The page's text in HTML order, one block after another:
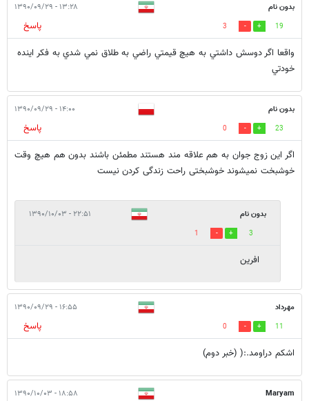
بدون نام ۱۳:۲۸ - ۱۳۹۰/۰۹/۲۹
19
3
پاسخ
واقعا اگر دوسش داشتي به هيچ قيمتي راضي به طلاق نمي شدي به فكر اينده
خودتي
بدون نام ۱۴:۰۰ - ۱۳۹۰/۰۹/۲۹
23
0
پاسخ
اگر این زوج جوان به هم علاقه مند هستند مطمئن باشند بدون هم هیچ وقت
خوشبخت نمیشوند خوشبختی راحت زندگی کردن نیست
بدون نام ۲۲:۵۱ - ۱۳۹۰/۱۰/۰۳
3
1
افرین
مهرداد ۱۶:۵۵ - ۱۳۹۰/۰۹/۲۹
11
0
پاسخ
اشکم دراومد.:( (خبر دوم)
Maryam ۱۸:۵۸ - ۱۳۹۰/۱۰/۰۳